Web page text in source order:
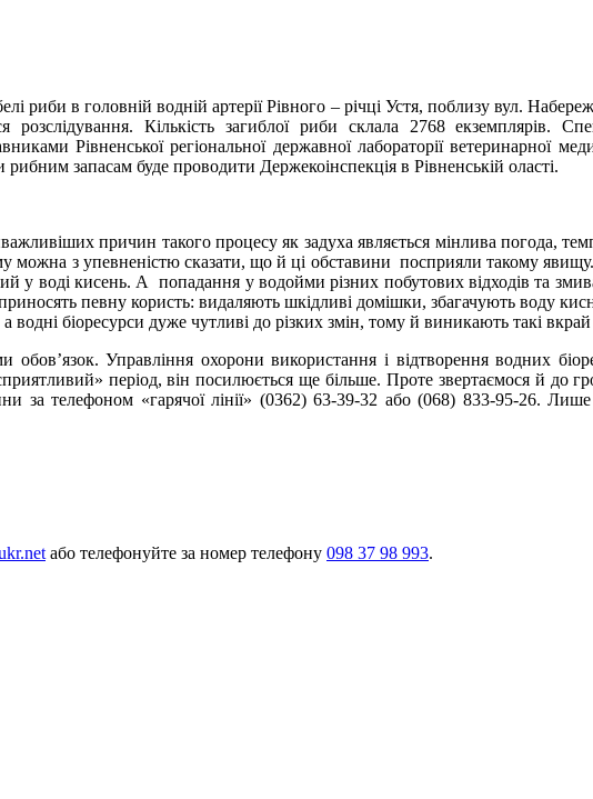
риби в головній водній артерії Рівного – річці Устя, поблизу вул.
Кількість загиблої риби склала 2768 екземплярів.
Рівненської регіональної державної лабораторії ветеринарної
запасам буде проводити Держекоінспекція в Рівненській оласті.
причин такого процесу як задуха являється мінлива погода,
можна з упевненістю сказати, що й ці обставини посприяли такому
у воді кисень. А попадання у водойми різних побутових відходів та
певну користь: видаляють шкідливі домішки, збагачують воду
біоресурси дуже чутливі до різких змін, тому й виникають такі
Управління охорони використання і відтворення водних
період, він посилюється ще більше. Проте звертаємося й до
за телефоном «гарячої лінії» (0362) 63-39-32 або (068) 833-95-26.
або телефонуйте за номер телефону 098 37 98 993.